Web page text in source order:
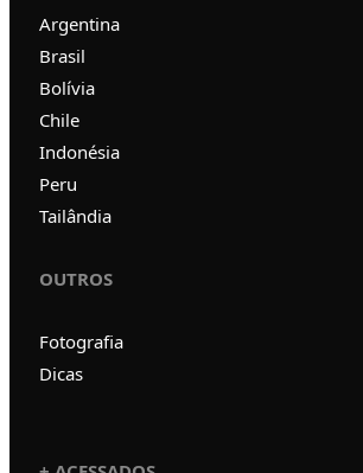
Argentina
Brasil
Bolívia
Chile
Indonésia
Peru
Tailândia
OUTROS
Fotografia
Dicas